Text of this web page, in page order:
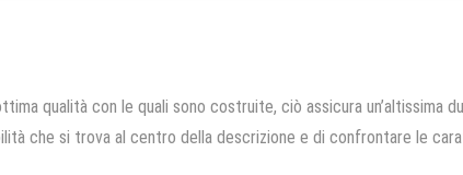
qualità con le quali sono costruite, ciò assicura
che si trova al centro della descrizione e di confrontare le